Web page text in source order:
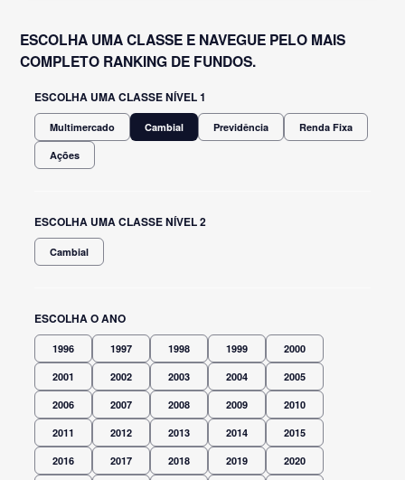
ESCOLHA UMA CLASSE E NAVEGUE PELO MAIS
COMPLETO RANKING DE FUNDOS.
ESCOLHA UMA CLASSE NÍVEL 1
Multimercado Cambial Previdência Renda Fixa
Ações
ESCOLHA UMA CLASSE NÍVEL 2
Cambial
ESCOLHA O ANO
1996 1997 1998 1999 2000
2001 2002 2003 2004 2005
2006 2007 2008 2009 2010
2011 2012 2013 2014 2015
2016 2017 2018 2019 2020